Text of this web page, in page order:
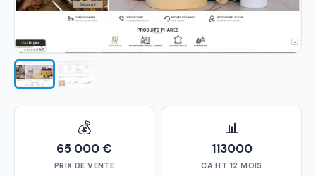
💰
65 000 €
PRIX DE VENTE
📊
113000
CA HT 12 MOIS